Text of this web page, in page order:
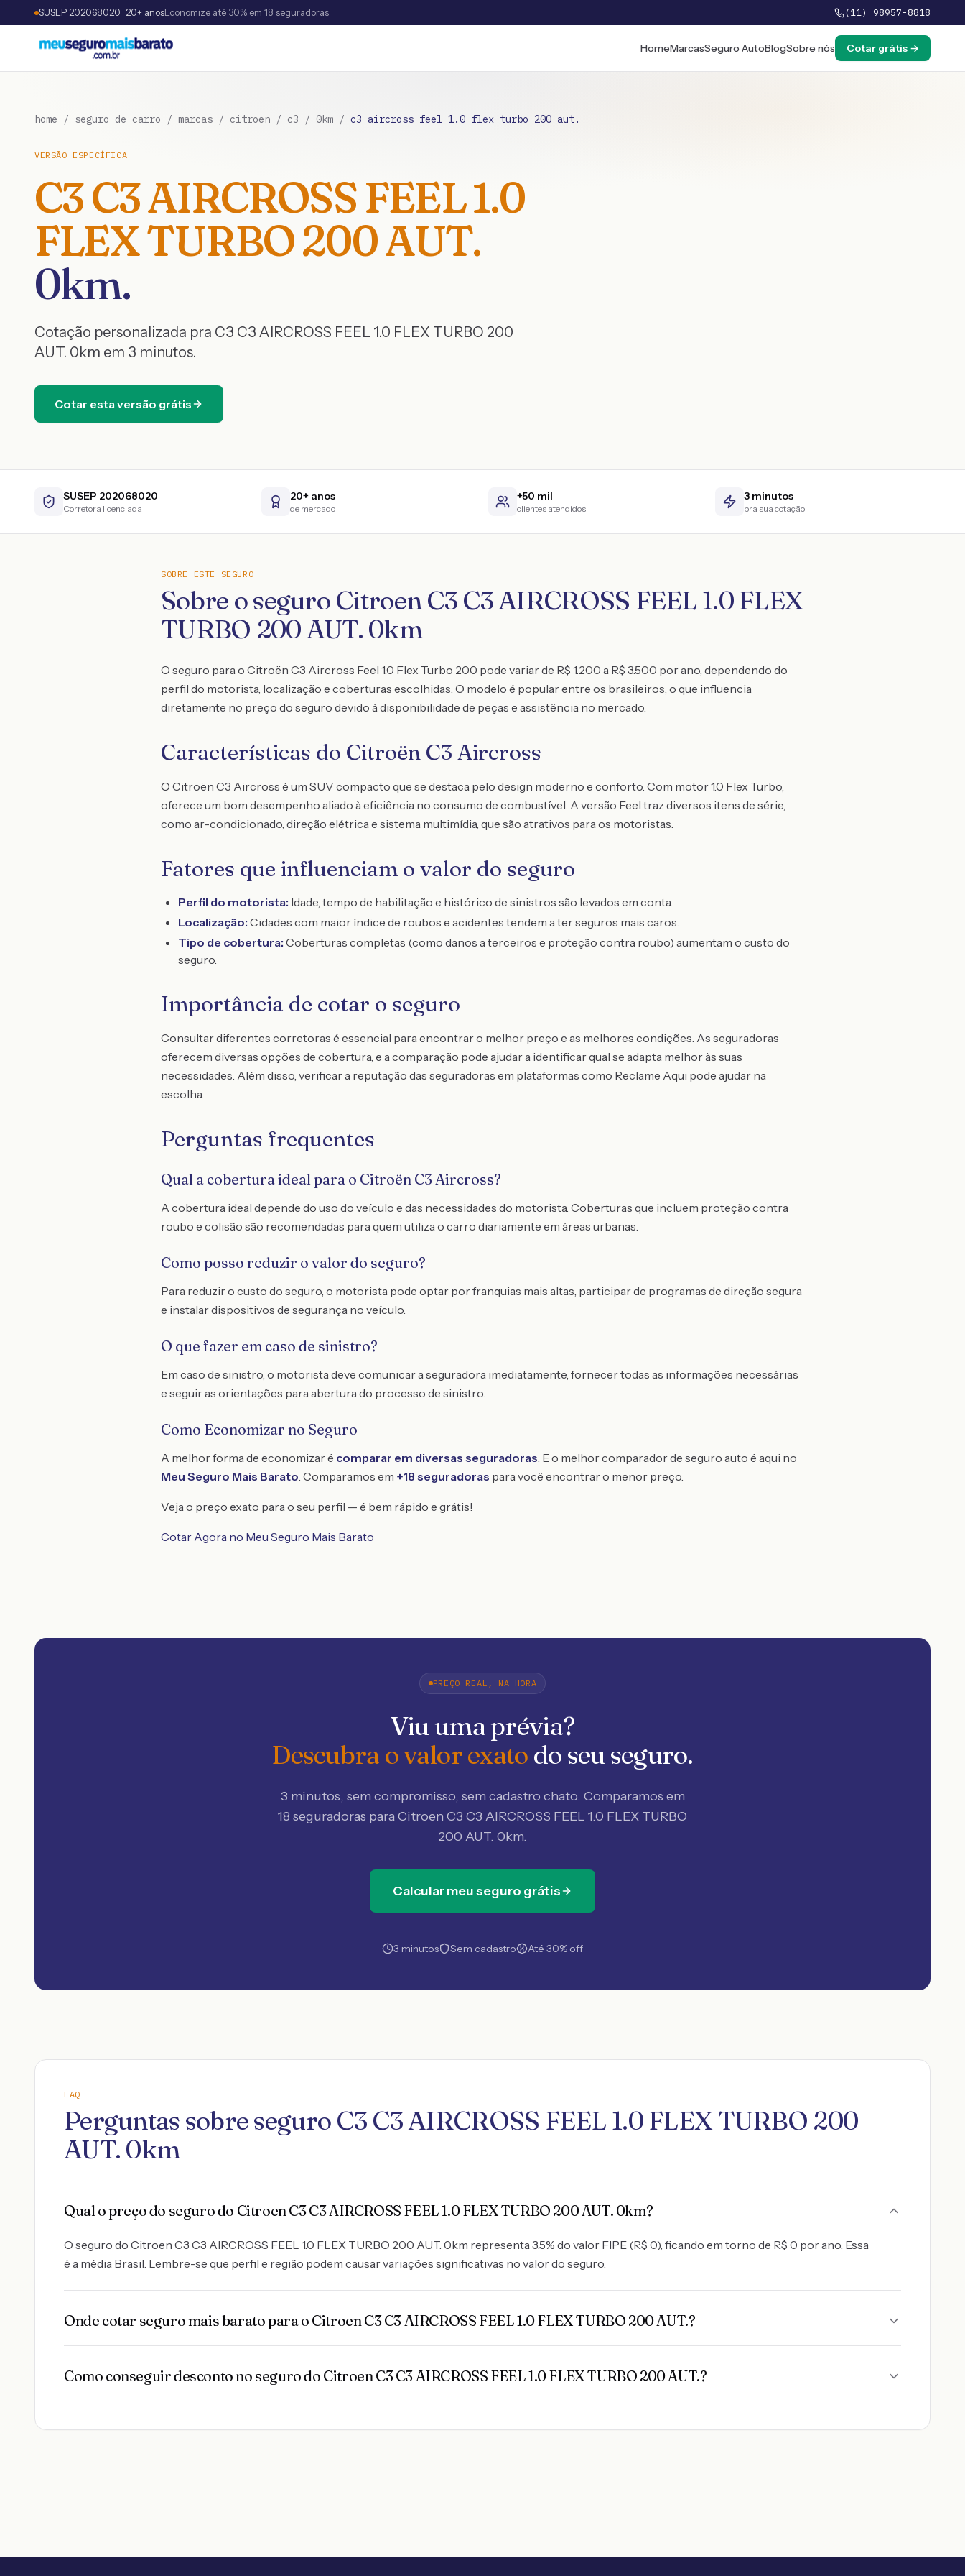
SUSEP 202068020 · 20+ anosEconomize até 30% em 18 seguradoras (11) 98957-8818
HomeMarcasSeguro AutoBlogSobre nós Cotar grátis →
home / seguro de carro / marcas / citroen / c3 / 0km / c3 aircross feel 1.0 flex turbo 200 aut.
VERSÃO ESPECÍFICA
C3C3 AIRCROSS FEEL 1.0
FLEX TURBO 200 AUT.
0km.
Cotação personalizada pra C3 C3 AIRCROSS FEEL 1.0 FLEX TURBO 200
AUT. 0km em 3 minutos.
Cotar esta versão grátis
SUSEP 202068020
Corretora licenciada
20+ anos
de mercado
+50 mil
clientes atendidos
3 minutos
pra sua cotação
SOBRE ESTE SEGURO
Sobre o seguro Citroen C3 C3 AIRCROSS FEEL 1.0 FLEX
TURBO 200 AUT. 0km
O seguro para o Citroën C3 Aircross Feel 1.0 Flex Turbo 200 pode variar de R$ 1.200 a R$ 3.500 por ano, dependendo do
perfil do motorista, localização e coberturas escolhidas. O modelo é popular entre os brasileiros, o que influencia
diretamente no preço do seguro devido à disponibilidade de peças e assistência no mercado.
Características do Citroën C3 Aircross
O Citroën C3 Aircross é um SUV compacto que se destaca pelo design moderno e conforto. Com motor 1.0 Flex Turbo,
oferece um bom desempenho aliado à eficiência no consumo de combustível. A versão Feel traz diversos itens de série,
como ar-condicionado, direção elétrica e sistema multimídia, que são atrativos para os motoristas.
Fatores que influenciam o valor do seguro
Perfil do motorista: Idade, tempo de habilitação e histórico de sinistros são levados em conta.
Localização: Cidades com maior índice de roubos e acidentes tendem a ter seguros mais caros.
Tipo de cobertura: Coberturas completas (como danos a terceiros e proteção contra roubo) aumentam o custo do
seguro.
Importância de cotar o seguro
Consultar diferentes corretoras é essencial para encontrar o melhor preço e as melhores condições. As seguradoras
oferecem diversas opções de cobertura, e a comparação pode ajudar a identificar qual se adapta melhor às suas
necessidades. Além disso, verificar a reputação das seguradoras em plataformas como Reclame Aqui pode ajudar na
escolha.
Perguntas frequentes
Qual a cobertura ideal para o Citroën C3 Aircross?
A cobertura ideal depende do uso do veículo e das necessidades do motorista. Coberturas que incluem proteção contra
roubo e colisão são recomendadas para quem utiliza o carro diariamente em áreas urbanas.
Como posso reduzir o valor do seguro?
Para reduzir o custo do seguro, o motorista pode optar por franquias mais altas, participar de programas de direção segura
e instalar dispositivos de segurança no veículo.
O que fazer em caso de sinistro?
Em caso de sinistro, o motorista deve comunicar a seguradora imediatamente, fornecer todas as informações necessárias
e seguir as orientações para abertura do processo de sinistro.
Como Economizar no Seguro
A melhor forma de economizar é comparar em diversas seguradoras. E o melhor comparador de seguro auto é aqui no
Meu Seguro Mais Barato. Comparamos em +18 seguradoras para você encontrar o menor preço.
Veja o preço exato para o seu perfil — é bem rápido e grátis!
Cotar Agora no Meu Seguro Mais Barato
PREÇO REAL, NA HORA
Viu uma prévia?
Descubra o valor exato do seu seguro.
3 minutos, sem compromisso, sem cadastro chato. Comparamos em
18 seguradoras para Citroen C3 C3 AIRCROSS FEEL 1.0 FLEX TURBO
200 AUT. 0km.
Calcular meu seguro grátis
3 minutos Sem cadastro Até 30% off
FAQ
Perguntas sobre seguro C3 C3 AIRCROSS FEEL 1.0 FLEX TURBO 200
AUT. 0km
Qual o preço do seguro do Citroen C3 C3 AIRCROSS FEEL 1.0 FLEX TURBO 200 AUT. 0km?
O seguro do Citroen C3 C3 AIRCROSS FEEL 1.0 FLEX TURBO 200 AUT. 0km representa 3.5% do valor FIPE (R$ 0), ficando em torno de R$ 0 por ano. Essa
é a média Brasil. Lembre-se que perfil e região podem causar variações significativas no valor do seguro.
Onde cotar seguro mais barato para o Citroen C3 C3 AIRCROSS FEEL 1.0 FLEX TURBO 200 AUT.?
Como conseguir desconto no seguro do Citroen C3 C3 AIRCROSS FEEL 1.0 FLEX TURBO 200 AUT.?